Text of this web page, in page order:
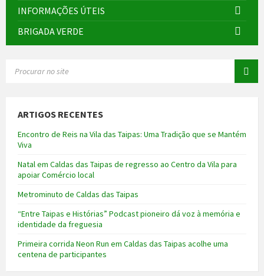
INFORMAÇÕES ÚTEIS
BRIGADA VERDE
ARTIGOS RECENTES
Encontro de Reis na Vila das Taipas: Uma Tradição que se Mantém
Viva
Natal em Caldas das Taipas de regresso ao Centro da Vila para
apoiar Comércio local
Metrominuto de Caldas das Taipas
“Entre Taipas e Histórias” Podcast pioneiro dá voz à memória e
identidade da freguesia
Primeira corrida Neon Run em Caldas das Taipas acolhe uma
centena de participantes